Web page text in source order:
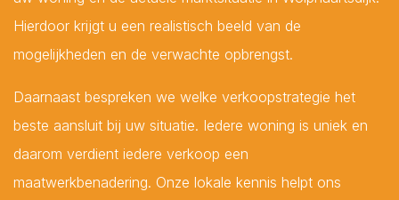
Hierdoor krijgt u een realistisch beeld van de
mogelijkheden en de verwachte opbrengst.
Daarnaast bespreken we welke verkoopstrategie het
beste aansluit bij uw situatie. Iedere woning is uniek en
daarom verdient iedere verkoop een
maatwerkbenadering. Onze lokale kennis helpt ons